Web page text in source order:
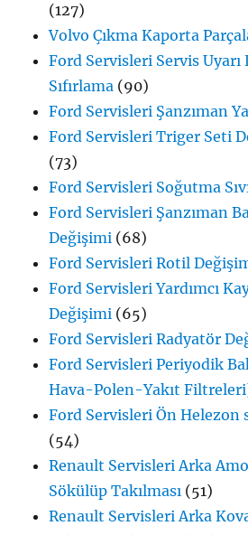
(127)
Volvo Çıkma Kaporta
Ford Servisleri Servis Uyarı
Sıfırlama (90)
Ford Servisleri Şanzıman
Ford Servisleri Triger Seti
(73)
Ford Servisleri Soğutma
Ford Servisleri Şanzıman
Değişimi (68)
Ford Servisleri Rotil
Ford Servisleri Yardımcı
Değişimi (65)
Ford Servisleri Radyatör
Ford Servisleri Periyodik
Hava-Polen-Yakıt
Ford Servisleri Ön Helezon
(54)
Renault Servisleri Arka
Sökülüp Takılması (51)
Renault Servisleri Arka